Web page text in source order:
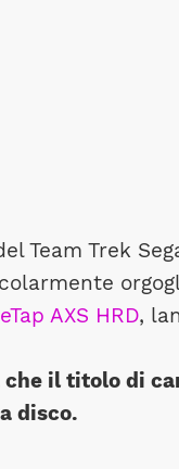
Team Trek
AXS HRD,
il titolo di
disco.